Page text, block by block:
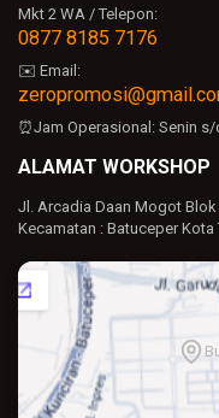
Mkt 2 WA / Telepon:
0877 8185 7176
✉️ Email:
⏰Jam Operasional: Senin s/
ALAMAT WORKSHOP
Jl. Arcadia Daan Mogot Blok
Kecamatan : Batuceper Kota